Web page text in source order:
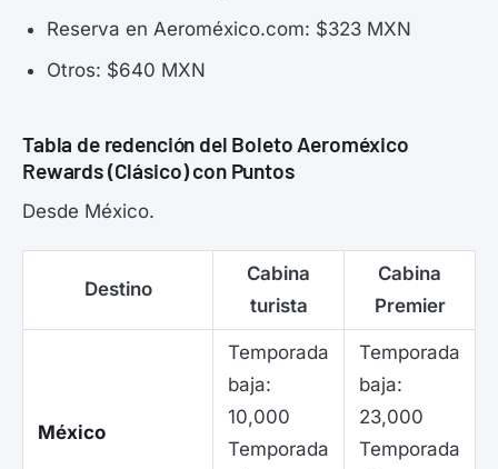
Reserva en Aeroméxico.com: $323 MXN
Otros: $640 MXN
Tabla de redención del Boleto Aeroméxico
Rewards (Clásico) con Puntos
Desde México.
Destino
Cabina
turista
Cabina
Premier
México
Temporada
baja:
10,000
Temporada
Temporada
baja:
23,000
Temporada